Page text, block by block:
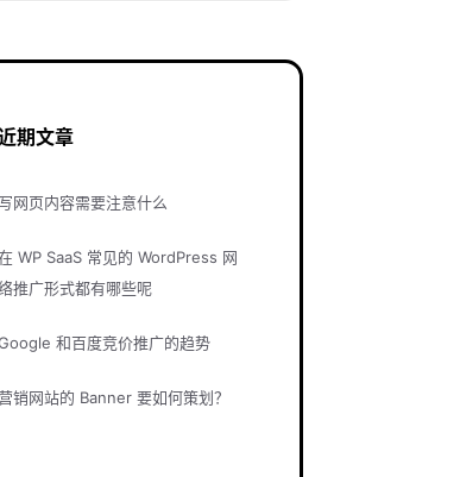
期文章
写网页内容需要注意什么
WP SaaS 常见的 WordPress 网
推广形式都有哪些呢
和百度竞价推广的趋势
销网站的 Banner 要如何策划？